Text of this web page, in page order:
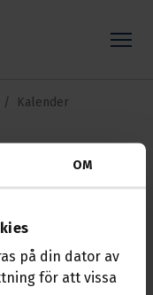
OM
på din dator av
för att vissa
Kalender